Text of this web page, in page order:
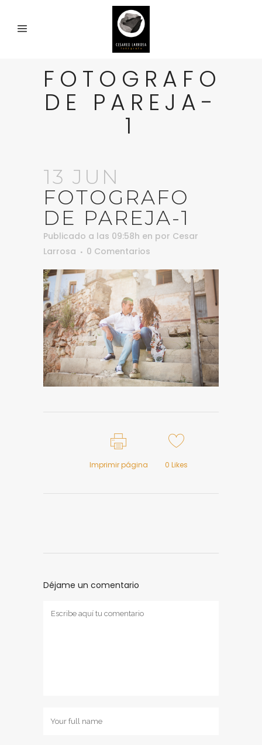
FOTOGRAFO
DE PAREJA-
1
13 JUN
FOTOGRAFO
DE PAREJA-1
Publicado a las 09:58h en por Cesar
Larrosa
0 Comentarios
Imprimir página 0 Likes
Déjame un comentario